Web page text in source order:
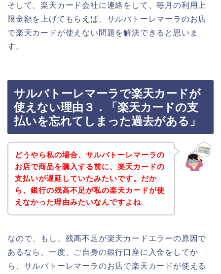
そして、楽天カード会社に連絡をして、毎月の利用上
限金額を上げてもらえば、サルバトーレマーラのお店
で楽天カードが使えない問題を解決できると思いま
す。
サルバトーレマーラで楽天カードが
使えない理由３．「楽天カードの支
払いを忘れてしまった過去がある」
どうやら私の場合、サルバトーレマーラの
お店で商品を購入する前に、楽天カードの
支払いが遅延していたみたいです。だか
ら、銀行の残高不足が私の楽天カードが使
えなかった理由みたいなんですよね
なので、もし、残高不足が楽天カードエラーの原因で
あるなら、一度、ご自身の銀行口座に入金をしてか
ら、サルバトーレマーラのお店で楽天カードが使える